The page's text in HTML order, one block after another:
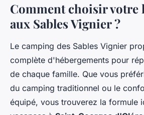
Comment choisir votre
aux Sables Vignier ?
Le camping des Sables Vignier
complète d'hébergements pour
de chaque famille. Que vous
du camping traditionnel ou le
équipé, vous trouverez la formule